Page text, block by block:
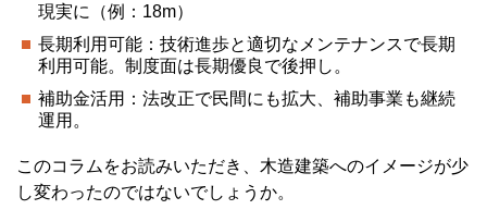
現実に（例：18m）
長期利用可能：技術進歩と適切なメンテナンスで長期
利用可能。制度面は長期優良で後押し。
補助金活用：法改正で民間にも拡大、補助事業も継続
運用。
このコラムをお読みいただき、木造建築へのイメージが少
し変わったのではないでしょうか。